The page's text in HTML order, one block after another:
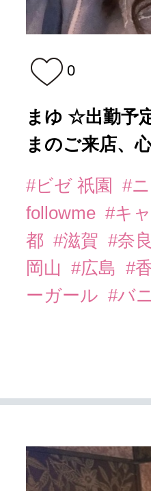
0
まゆ ☆出勤予
まのご来店、
#ビゼ 祇園 #
followme #キ
都 #滋賀 #奈良
岡山
#広島 #
ーガール #バ